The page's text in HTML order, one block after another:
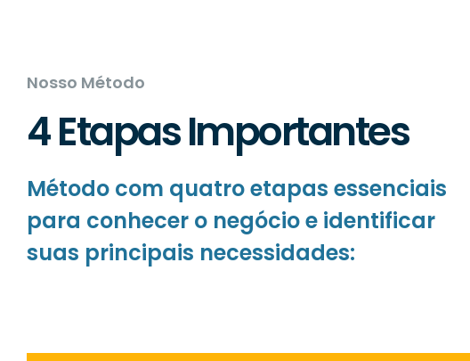
Nosso Método
4 Etapas Importantes
Método com quatro etapas essenciais
para conhecer o negócio e identificar
suas principais necessidades: